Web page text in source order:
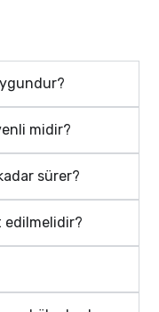
midir?
sürer?
edilmelidir?